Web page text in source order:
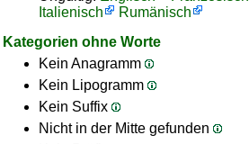
Italienisch
Rumänisch
Kategorien ohne Worte
Kein Anagramm
Kein Lipogramm
Kein Suffix
Nicht in der Mitte gefunden